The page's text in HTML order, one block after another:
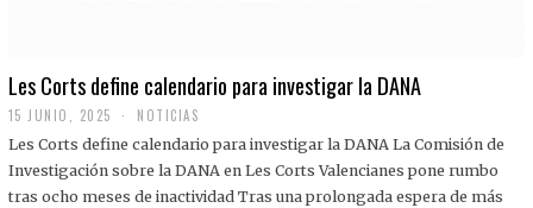
Les Corts define calendario para investigar la DANA
15 JUNIO, 2025 NOTICIAS
Les Corts define calendario para investigar la DANA La Comisión de
Investigación sobre la DANA en Les Corts Valencianes pone rumbo
tras ocho meses de inactividad Tras una prolongada espera de más